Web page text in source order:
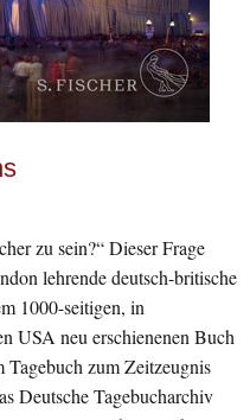
zu sein?“ Dieser Frage
lehrende deutsch-britische
1000-seitigen, in
USA neu erschienenen Buch
zum Zeitzeugnis
Deutsche Tagebucharchiv